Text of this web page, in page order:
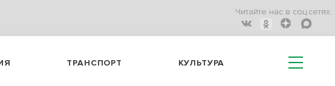
Читайте нас в соц.сетях:
ТРАНСПОРТ КУЛЬТУРА